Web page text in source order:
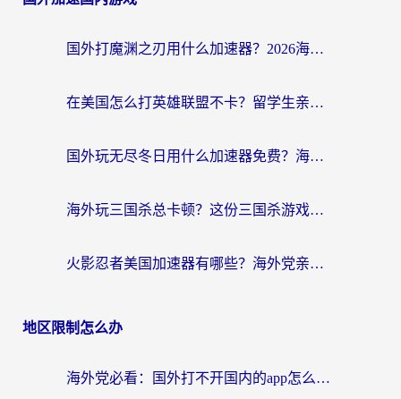
国外打魔渊之刃用什么加速器？2026海外玩家国服游戏加速全攻略（附闪耀暖暖&复苏的魔女避坑指南）
在美国怎么打英雄联盟不卡？留学生亲测的国服游戏加速全攻略
国外玩无尽冬日用什么加速器免费？海外党国服游戏加速避坑指南
海外玩三国杀总卡顿？这份三国杀游戏加速器指南帮你告别延迟烦恼
火影忍者美国加速器有哪些？海外党亲测的国服游戏加速全攻略（含菲律宾玩三国之刃守望黎明技巧）
地区限制怎么办
海外党必看：国外打不开国内的app怎么办？3步解决你的乡愁